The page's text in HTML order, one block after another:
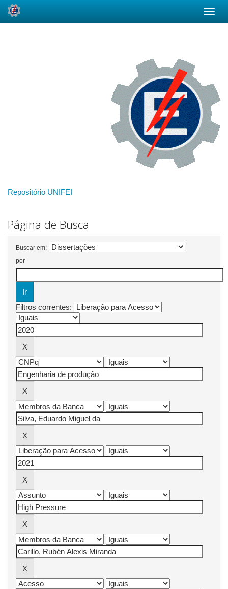
Repositório UNIFEI
Página de Busca
Buscar em:
por
Filtros correntes: